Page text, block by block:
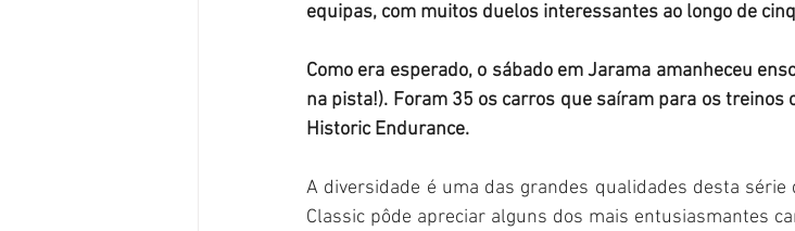
equipas, com muitos duelos interessantes ao longo de
Como era esperado, o sábado em Jarama amanheceu
na pista!). Foram 35 os carros que saíram para os treinos
Historic Endurance.
A diversidade é uma das grandes qualidades desta série
Classic pôde apreciar alguns dos mais entusiasmantes